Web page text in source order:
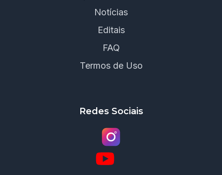
Notícias
Editais
FAQ
Termos de Uso
Redes Sociais